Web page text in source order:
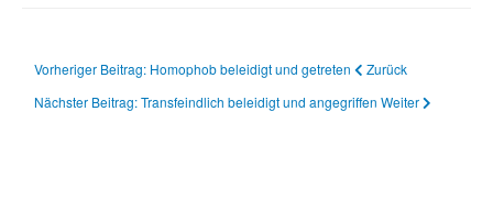
Vorheriger Beitrag: Homophob beleidigt und getreten
Zurück
Nächster Beitrag: Transfeindlich beleidigt und angegriffen Weiter